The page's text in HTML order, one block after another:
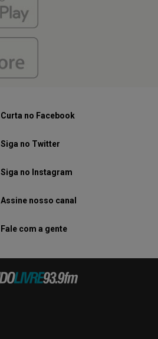
Curta no Facebook
Siga no Twitter
Siga no Instagram
Assine nosso canal
Fale com a gente